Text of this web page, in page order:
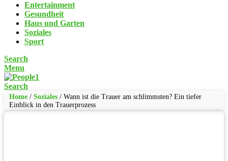
Entertainment
Gesundheit
Haus und Garten
Soziales
Sport
Search
Menu
Search
Home / Soziales / Wann ist die Trauer am schlimmsten? Ein tiefer
Einblick in den Trauerprozess